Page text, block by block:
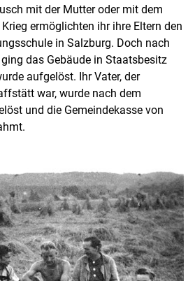
to main content
mit der Mutter oder mit dem
ermöglichten ihr ihre Eltern den
in Salzburg. Doch nach
das Gebäude in Staatsbesitz
aufgelöst. Ihr Vater, der
war, wurde nach dem
und die Gemeindekasse von